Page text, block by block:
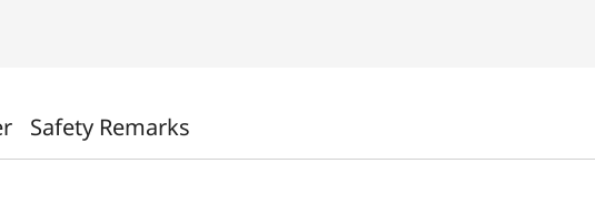
Safety Remarks